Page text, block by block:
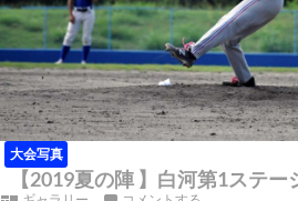
大会写真
【2019夏の陣 】白河第1ステー